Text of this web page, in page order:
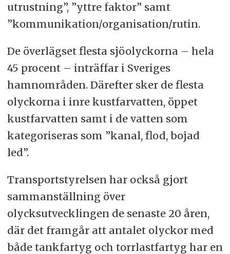
utrustning”, ”yttre faktor” samt
”kommunikation/organisation/rutin.
De överlägset flesta sjöolyckorna – hela
45 procent – inträffar i Sveriges
hamnområden. Därefter sker de flesta
olyckorna i inre kustfarvatten, öppet
kustfarvatten samt i de vatten som
kategoriseras som ”kanal, flod, bojad
led”.
Transportstyrelsen har också gjort
sammanställning över
olycksutvecklingen de senaste 20 åren,
där det framgår att antalet olyckor med
både tankfartyg och torrlastfartyg har en